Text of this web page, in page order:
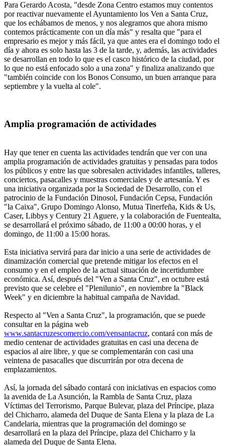
Para Gerardo Acosta, "desde Zona Centro estamos muy contentos
por reactivar nuevamente el Ayuntamiento los Ven a Santa Cruz,
que los echábamos de menos, y nos alegramos que ahora mismo
contemos prácticamente con un día más" y resalta que "para el
empresario es mejor y más fácil, ya que antes era el domingo todo el
día y ahora es solo hasta las 3 de la tarde, y, además, las actividades
se desarrollan en todo lo que es el casco histórico de la ciudad, por
lo que no está enfocado solo a una zona" y finaliza analizando que
"también coincide con los Bonos Consumo, un buen arranque para
septiembre y la vuelta al cole".
Amplia programación de actividades
Hay que tener en cuenta las actividades tendrán que ver con una
amplia programación de actividades gratuitas y pensadas para todos
los públicos y entre las que sobresalen actividades infantiles, talleres,
conciertos, pasacalles y muestras comerciales y de artesanía. Y es
una iniciativa organizada por la Sociedad de Desarrollo, con el
patrocinio de la Fundación Dinosol, Fundación Cepsa, Fundación
"la Caixa", Grupo Domingo Alonso, Mutua Tinerfeña, Kids & Us,
Caser, Libbys y Century 21 Aguere, y la colaboración de Fuentealta,
se desarrollará el próximo sábado, de 11:00 a 00:00 horas, y el
domingo, de 11:00 a 15:00 horas.
Esta iniciativa servirá para dar inicio a una serie de actividades de
dinamización comercial que pretende mitigar los efectos en el
consumo y en el empleo de la actual situación de incertidumbre
económica. Así, después del "Ven a Santa Cruz", en octubre está
previsto que se celebre el "Plenilunio", en noviembre la "Black
Week" y en diciembre la habitual campaña de Navidad.
Respecto al "Ven a Santa Cruz", la programación, que se puede
consultar en la página web
www.santacruzescomercio.com/vensantacruz, contará con más de
medio centenar de actividades gratuitas en casi una decena de
espacios al aire libre, y que se complementarán con casi una
veintena de pasacalles que discurrirán por otra decena de
emplazamientos.
Así, la jornada del sábado contará con iniciativas en espacios como
la avenida de La Asunción, la Rambla de Santa Cruz, plaza
Víctimas del Terrorismo, Parque Bulevar, plaza del Príncipe, plaza
del Chicharro, alameda del Duque de Santa Elena y la plaza de La
Candelaria, mientras que la programación del domingo se
desarrollará en la plaza del Príncipe, plaza del Chicharro y la
alameda del Duque de Santa Elena.